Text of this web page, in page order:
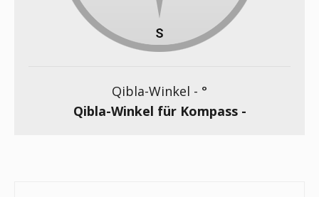
Qibla-Winkel - °
Qibla-Winkel für Kompass -